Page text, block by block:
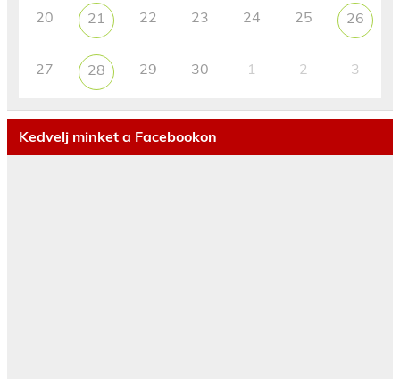
20 21 22 23 24 25 26
27 28 29 30 1 2 3
Kedvelj minket a Facebookon